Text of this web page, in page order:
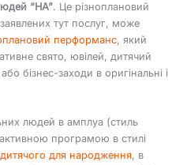
“HA”. Це різноплановий
тут послуг, може
перформанс, який
свято, ювілей, дитячий
бізнес-заходи в оригінальні і
людей в амплуа (стиль
програмою в стилі
дитячого для народження, в